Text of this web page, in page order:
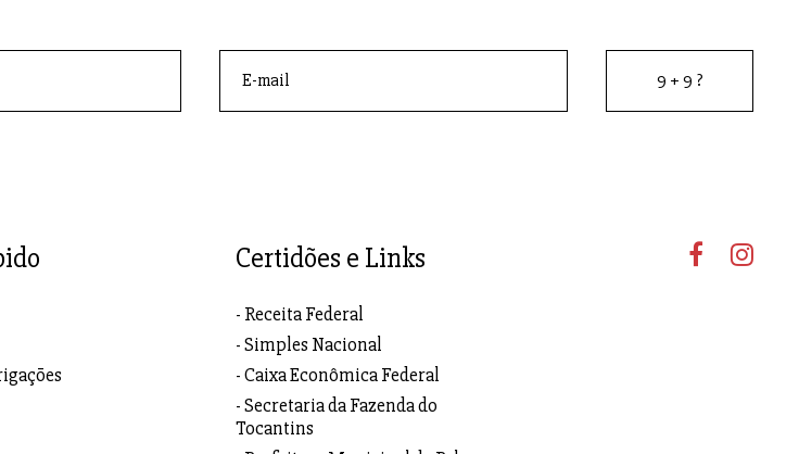
Certidões e Links
Receita Federal
Simples Nacional
Caixa Econômica Federal
Secretaria da Fazenda do
Tocantins